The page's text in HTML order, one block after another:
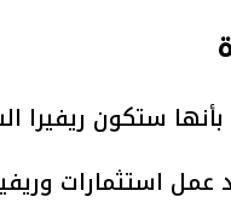
ستكون ريفيرا
عمل استثمارات